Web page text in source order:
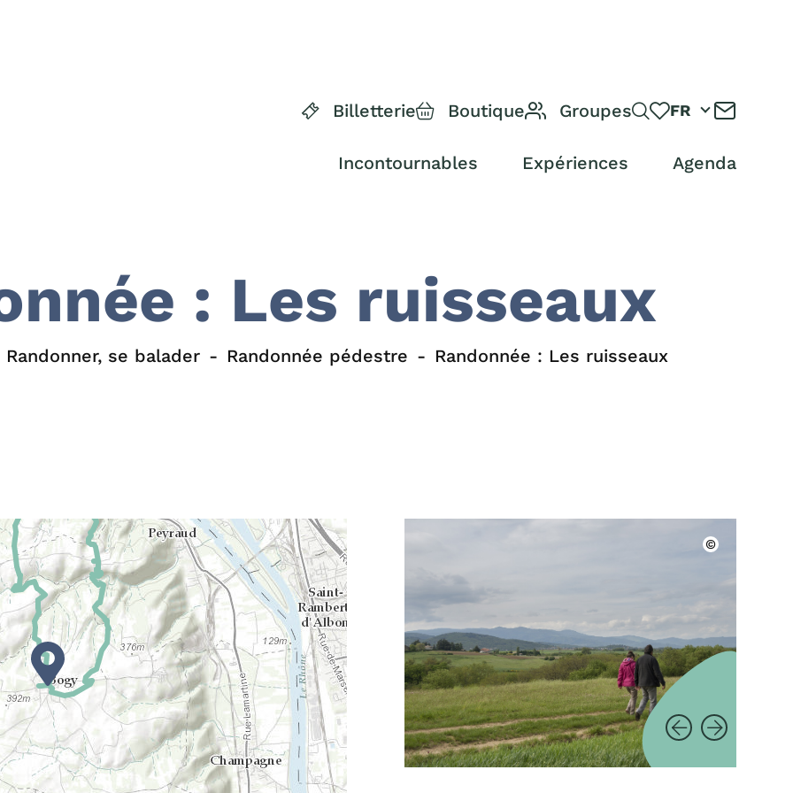
Billetterie Boutique Groupes FR
Incontournables Expériences Agenda
: Les ruisseaux
Randonner, se balader Randonnée pédestre Randonnée : Les ruisseaux